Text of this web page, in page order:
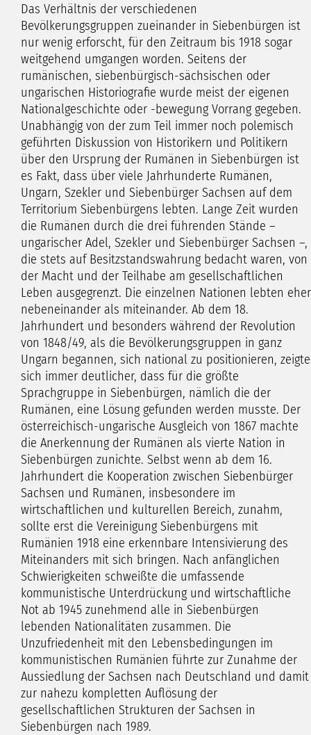
Das Verhältnis der verschiedenen
Bevölkerungsgruppen zueinander in Siebenbürgen ist
nur wenig erforscht, für den Zeitraum bis 1918 sogar
weitgehend umgangen worden. Seitens der
rumänischen, siebenbürgisch-sächsischen oder
ungarischen Historiografie wurde meist der eigenen
Nationalgeschichte oder -bewegung Vorrang gegeben.
Unabhängig von der zum Teil immer noch polemisch
geführten Diskussion von Historikern und Politikern
über den Ursprung der Rumänen in Siebenbürgen ist
es Fakt, dass über viele Jahrhunderte Rumänen,
Ungarn, Szekler und Siebenbürger Sachsen auf dem
Territorium Siebenbürgens lebten. Lange Zeit wurden
die Rumänen durch die drei führenden Stände –
ungarischer Adel, Szekler und Siebenbürger Sachsen –,
die stets auf Besitzstandswahrung bedacht waren, von
der Macht und der Teilhabe am gesellschaftlichen
Leben ausgegrenzt. Die einzelnen Nationen lebten eher
nebeneinander als miteinander. Ab dem 18.
Jahrhundert und besonders während der Revolution
von 1848/49, als die Bevölkerungsgruppen in ganz
Ungarn begannen, sich national zu positionieren, zeigte
sich immer deutlicher, dass für die größte
Sprachgruppe in Siebenbürgen, nämlich die der
Rumänen, eine Lösung gefunden werden musste. Der
österreichisch-ungarische Ausgleich von 1867 machte
die Anerkennung der Rumänen als vierte Nation in
Siebenbürgen zunichte. Selbst wenn ab dem 16.
Jahrhundert die Kooperation zwischen Siebenbürger
Sachsen und Rumänen, insbesondere im
wirtschaftlichen und kulturellen Bereich, zunahm,
sollte erst die Vereinigung Siebenbürgens mit
Rumänien 1918 eine erkennbare Intensivierung des
Miteinanders mit sich bringen. Nach anfänglichen
Schwierigkeiten schweißte die umfassende
kommunistische Unterdrückung und wirtschaftliche
Not ab 1945 zunehmend alle in Siebenbürgen
lebenden Nationalitäten zusammen. Die
Unzufriedenheit mit den Lebensbedingungen im
kommunistischen Rumänien führte zur Zunahme der
Aussiedlung der Sachsen nach Deutschland und damit
zur nahezu kompletten Auflösung der
gesellschaftlichen Strukturen der Sachsen in
Siebenbürgen nach 1989.